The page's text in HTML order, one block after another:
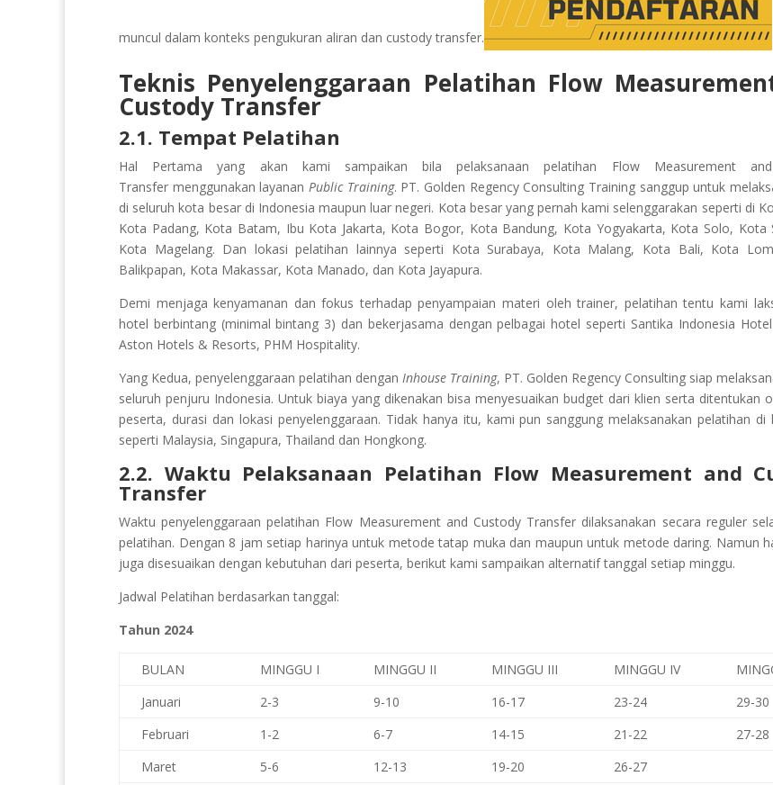
muncul dalam konteks pengukuran aliran dan custody transfer.
Teknis Penyelenggaraan Pelatihan Flow
Custody Transfer
2.1. Tempat Pelatihan
Hal Pertama yang akan kami sampaikan bila pelaksanaan pelatihan Flow Measurement
Transfer menggunakan layanan Public Training. PT. Golden Regency Consulting Training sanggup untuk
di seluruh kota besar di Indonesia maupun luar negeri. Kota besar yang pernah kami selenggarakan seperti di
Kota Padang, Kota Batam, Ibu Kota Jakarta, Kota Bogor, Kota Bandung, Kota Yogyakarta, Kota Solo, Kota
Kota Magelang. Dan lokasi pelatihan lainnya seperti Kota Surabaya, Kota Malang, Kota Bali, Kota
Balikpapan, Kota Makassar, Kota Manado, dan Kota Jayapura.
Demi menjaga kenyamanan dan fokus terhadap penyampaian materi oleh trainer, pelatihan tentu kami
hotel berbintang (minimal bintang 3) dan bekerjasama dengan pelbagai hotel seperti Santika Indonesia
Aston Hotels & Resorts, PHM Hospitality.
Yang Kedua, penyelenggaraan pelatihan dengan Inhouse Training, PT. Golden Regency Consulting siap
seluruh penjuru Indonesia. Untuk biaya yang dikenakan bisa menyesuaikan budget dari klien serta ditentukan
peserta, durasi dan lokasi penyelenggaraan. Tidak hanya itu, kami pun sanggung melaksanakan pelatihan di
seperti Malaysia, Singapura, Thailand dan Hongkong.
2.2. Waktu Pelaksanaan Pelatihan Flow Measurement and
Transfer
Waktu penyelenggaraan pelatihan Flow Measurement and Custody Transfer dilaksanakan secara reguler
pelatihan. Dengan 8 jam setiap harinya untuk metode tatap muka dan maupun untuk metode daring. Namun
juga disesuaikan dengan kebutuhan dari peserta, berikut kami sampaikan alternatif tanggal setiap minggu.
Jadwal Pelatihan berdasarkan tanggal:
Tahun 2024
BULAN MINGGU I MINGGU II MINGGU III MINGGU IV
Januari
2-3 9-10 16-17 23-24
29-30
Februari
1-2 6-7 14-15 21-22
27-28
Maret
5-6 12-13 19-20
26-27